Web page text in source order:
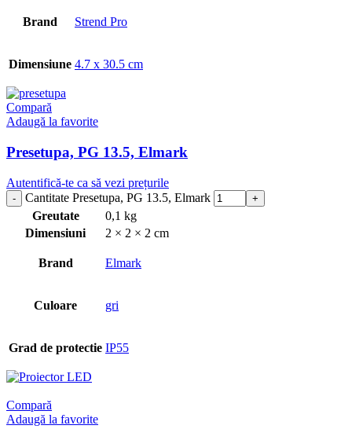
Brand Strend Pro
Dimensiune 4.7 x 30.5 cm
Compară
Adaugă la favorite
Presetupa, PG 13.5, Elmark
Autentifică-te ca să vezi prețurile
Cantitate Presetupa, PG 13.5, Elmark
Greutate
0,1 kg
Dimensiuni
2 × 2 × 2 cm
Brand Elmark
Culoare gri
Grad de protectie IP55
Compară
Adaugă la favorite